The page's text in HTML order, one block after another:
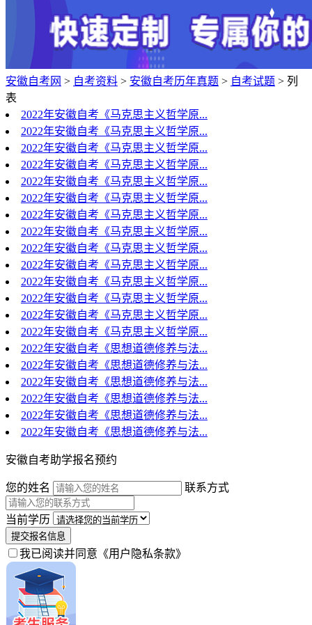
安徽自考网 > 自考资料 > 安徽自考历年真题 > 自考试题 > 列
表
2022年安徽自考《马克思主义哲学原...
2022年安徽自考《马克思主义哲学原...
2022年安徽自考《马克思主义哲学原...
2022年安徽自考《马克思主义哲学原...
2022年安徽自考《马克思主义哲学原...
2022年安徽自考《马克思主义哲学原...
2022年安徽自考《马克思主义哲学原...
2022年安徽自考《马克思主义哲学原...
2022年安徽自考《马克思主义哲学原...
2022年安徽自考《马克思主义哲学原...
2022年安徽自考《马克思主义哲学原...
2022年安徽自考《马克思主义哲学原...
2022年安徽自考《马克思主义哲学原...
2022年安徽自考《马克思主义哲学原...
2022年安徽自考《思想道德修养与法...
2022年安徽自考《思想道德修养与法...
2022年安徽自考《思想道德修养与法...
2022年安徽自考《思想道德修养与法...
2022年安徽自考《思想道德修养与法...
2022年安徽自考《思想道德修养与法...
安徽自考助学报名预约
您的姓名 联系方式
当前学历
提交报名信息
我已阅读并同意 《用户隐私条款》